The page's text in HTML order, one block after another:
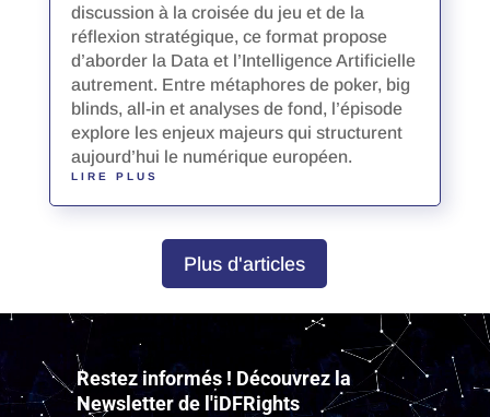
discussion à la croisée du jeu et de la
réflexion stratégique, ce format propose
d’aborder la Data et l’Intelligence Artificielle
autrement. Entre métaphores de poker, big
blinds, all-in et analyses de fond, l’épisode
explore les enjeux majeurs qui structurent
aujourd’hui le numérique européen.
LIRE PLUS
Plus d'articles
Lecteur
Restez informés ! Découvrez la
Newsletter de l'iDFRights